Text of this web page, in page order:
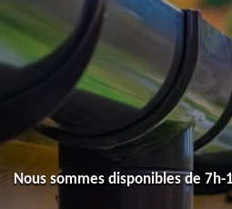
Nous sommes disponibles de 7h-